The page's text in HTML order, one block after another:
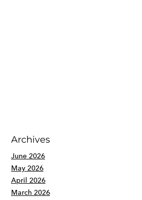
Archives
June 2026
May 2026
April 2026
March 2026